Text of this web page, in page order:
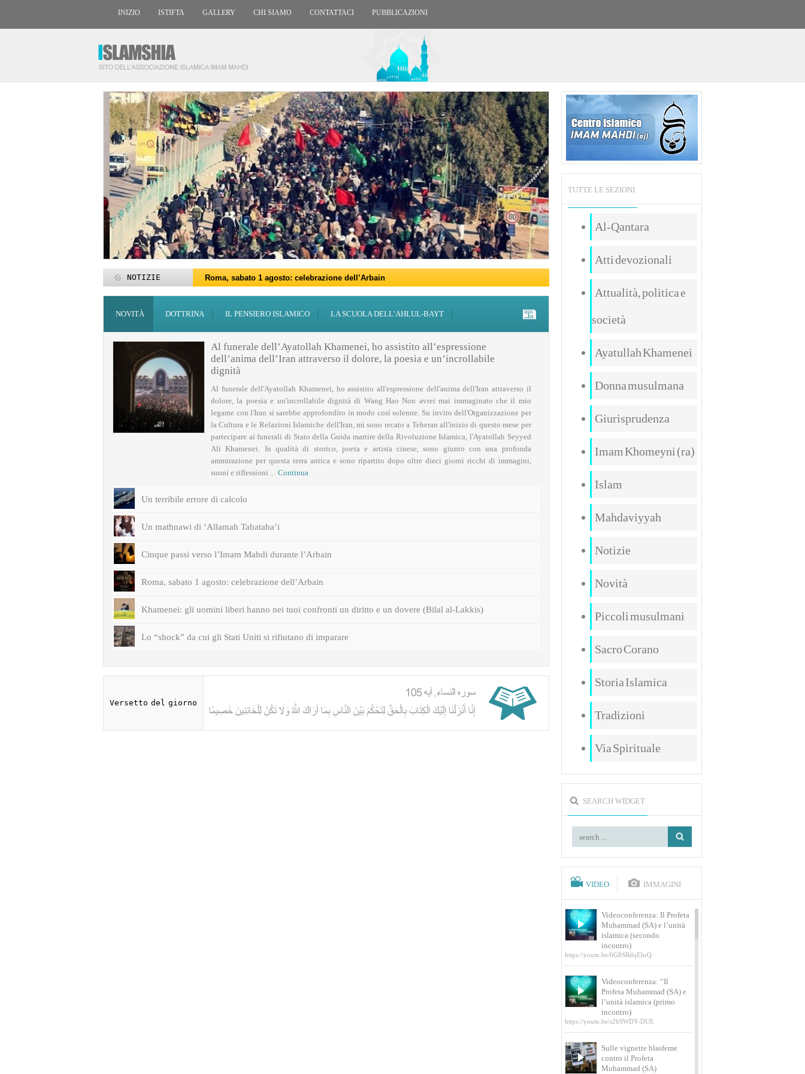
INIZIO ISTIFTA GALLERY CHI SIAMO CONTATTACI PUBBLICAZIONI
NOTIZIE
Roma, sabato 1 agosto: celebrazione dell’Arbain
Roma, 15-25 giugno: programmi per il mese di Muharram
Roma, sabato 6 giugno: Eid al-Ghadir
27 maggio: Eid al-Adha (Festa del Sacrificio)
‘Id al-Fitr sarà sabato 21 marzo
ZAKATUL-FITR 1447 – 2026
Programmi per la notte di Qadr a Roma
I programmi del Centro Islamico Imam Mahdi di Roma per il Ramadan
Domani giovedì 19 febbraio primo giorno di Ramadan
Roma, sabato 14 febbraio: docufilm “Rivoluzione”
NOVITÀ
DOTTRINA IL PENSIERO ISLAMICO LA SCUOLA DELL’AHLUL-BAYT
Al funerale dell’Ayatollah Khamenei, ho assistito all’espressione
dell’anima dell’Iran attraverso il dolore, la poesia e un’incrollabile
dignità
Al funerale dell'Ayatollah Khamenei, ho assistito all'espressione dell'anima dell'Iran attraverso il
dolore, la poesia e un'incrollabile dignità di Wang Hao Non avrei mai immaginato che il mio
legame con l'Iran si sarebbe approfondito in modo così solenne. Su invito dell'Organizzazione per
la Cultura e le Relazioni Islamiche dell'Iran, mi sono recato a Teheran all'inizio di questo mese per
partecipare ai funerali di Stato della Guida martire della Rivoluzione Islamica, l'Ayatollah Seyyed
Ali Khamenei. In qualità di storico, poeta e artista cinese, sono giunto con una profonda
ammirazione per questa terra antica e sono ripartito dopo oltre dieci giorni ricchi di immagini,
suoni e riflessioni ...
Continua
Un terribile errore di calcolo
Un mathnawi di ‘Allamah Tabataba’i
Cinque passi verso l’Imam Mahdi durante l’Arbain
Roma, sabato 1 agosto: celebrazione dell’Arbain
Khamenei: gli uomini liberi hanno nei tuoi confronti un diritto e un dovere (Bilal al-Lakkis)
Lo “shock” da cui gli Stati Uniti si rifiutano di imparare
Versetto del giorno
TUTTE LE SEZIONI
Al-Qantara
Atti devozionali
Attualità, politica e
società
Ayatullah Khamenei
Donna musulmana
Giurisprudenza
Imam Khomeyni (ra)
Islam
Mahdaviyyah
Notizie
Novità
Piccoli musulmani
Sacro Corano
Storia Islamica
Tradizioni
Via Spirituale
SEARCH WIDGET
VIDEO IMMAGINI
Videoconferenza: Il Profeta
Muhammad (SA) e l’unità
islamica (secondo
incontro)
https://youtu.be/6G8SRdqEhrQ
Videoconferenza: “Il
Profeta Muhammad (SA) e
l’unità islamica (primo
incontro)
https://youtu.be/s2b9WDY-DUE
Sulle vignette blasfeme
contro il Profeta
Muhammad (SA)